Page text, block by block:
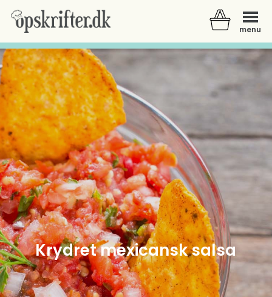
menu
Der er ingen varer i din kurv.
Krydret mexicansk salsa